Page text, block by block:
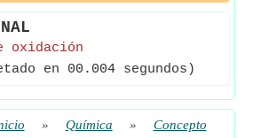
oxidación
en 00.004 segundos)
» Química »
Concepto